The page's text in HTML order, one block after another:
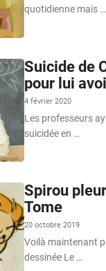
quotidienne mais …
Suicide de
pour lui
4 février 2020
Les professeurs
suicidée en …
Spirou
Tome
20 octobre 2019
Voilà maintenant
dessinée Le …